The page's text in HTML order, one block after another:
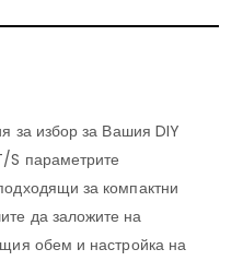
за избор за Вашия DIY
S параметрите
за компактни
да заложите на
обем и настройка на